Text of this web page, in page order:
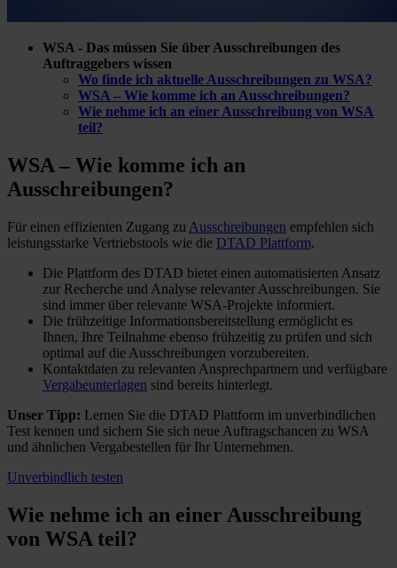
WSA - Das müssen Sie über Ausschreibungen des
Auftraggebers wissen
Wo finde ich aktuelle Ausschreibungen zu WSA?
WSA – Wie komme ich an Ausschreibungen?
Wie nehme ich an einer Ausschreibung von WSA
teil?
WSA – Wie komme ich an
Ausschreibungen?
Für einen effizienten Zugang zu Ausschreibungen empfehlen sich
leistungsstarke Vertriebstools wie die DTAD Plattform.
Die Plattform des DTAD bietet einen automatisierten Ansatz
zur Recherche und Analyse relevanter Ausschreibungen. Sie
sind immer über relevante WSA-Projekte informiert.
Die frühzeitige Informationsbereitstellung ermöglicht es
Ihnen, Ihre Teilnahme ebenso frühzeitig zu prüfen und sich
optimal auf die Ausschreibungen vorzubereiten.
Kontaktdaten zu relevanten Ansprechpartnern und verfügbare
Vergabeunterlagen sind bereits hinterlegt.
Unser Tipp: Lernen Sie die DTAD Plattform im unverbindlichen
Test kennen und sichern Sie sich neue Auftragschancen zu WSA
und ähnlichen Vergabestellen für Ihr Unternehmen.
Unverbindlich testen
Wie nehme ich an einer Ausschreibung
von WSA teil?